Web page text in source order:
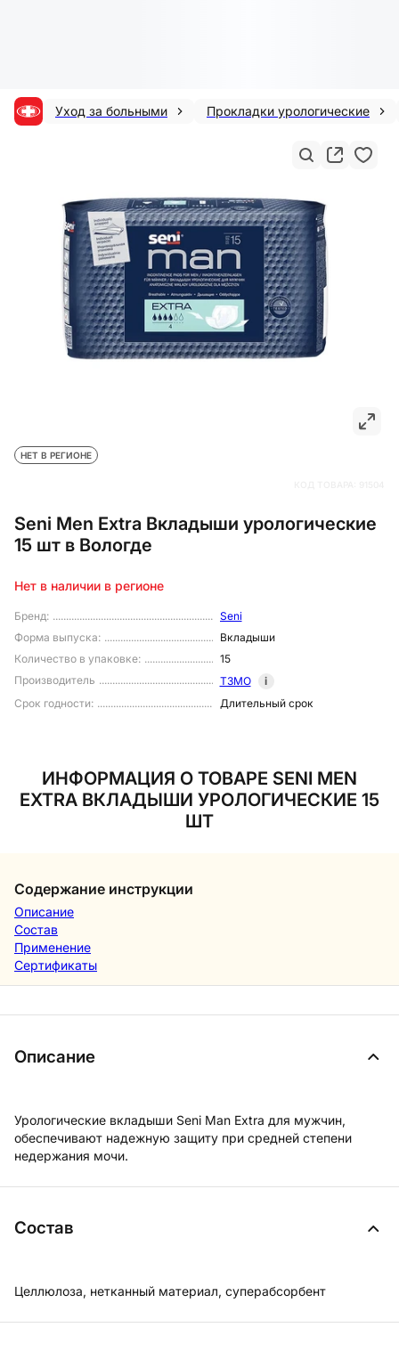
Уход за больными Прокладки урологические
Seni Men Extra Вкладыши урологические
15 шт в Вологде
НЕТ В РЕГИОНЕ
Бренд:
Seni
Форма выпуска:
Вкладыши
Количество в упаковке:
15
Производитель
ТЗМО
i
Срок годности: Длительный срок
Нет в наличии в регионе
ИНФОРМАЦИЯ О ТОВАРЕ SENI MEN
EXTRA ВКЛАДЫШИ УРОЛОГИЧЕСКИЕ 15
ШТ
Содержание инструкции
Описание
Состав
Применение
Сертификаты
Описание
Урологические вкладыши Seni Man Extra для мужчин,
обеспечивают надежную защиту при средней степени
недержания мочи.
Состав
Целлюлоза, нетканный материал, суперабсорбент